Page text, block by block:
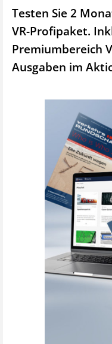
Testen Sie 2
VR-Profipaket.
Premiumbereich
Ausgaben im